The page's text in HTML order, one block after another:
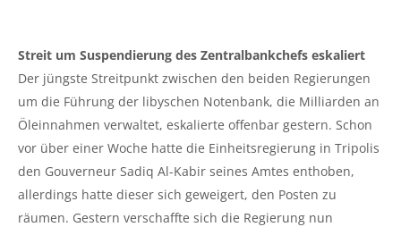
Streit um Suspendierung des Zentralbankchefs eskaliert
Der jüngste Streitpunkt zwischen den beiden Regierungen
um die Führung der libyschen Notenbank, die Milliarden an
Öleinnahmen verwaltet, eskalierte offenbar gestern. Schon
vor über einer Woche hatte die Einheitsregierung in Tripolis
den Gouverneur Sadiq Al-Kabir seines Amtes enthoben,
allerdings hatte dieser sich geweigert, den Posten zu
räumen. Gestern verschaffte sich die Regierung nun